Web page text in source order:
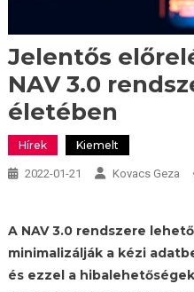
Jelentős
NAV 3.0
életében
Hírek Kiemelt
2022-01-21 Kovacs Geza
A NAV 3.0 rendszere
minimalizálják a kézi
és ezzel a